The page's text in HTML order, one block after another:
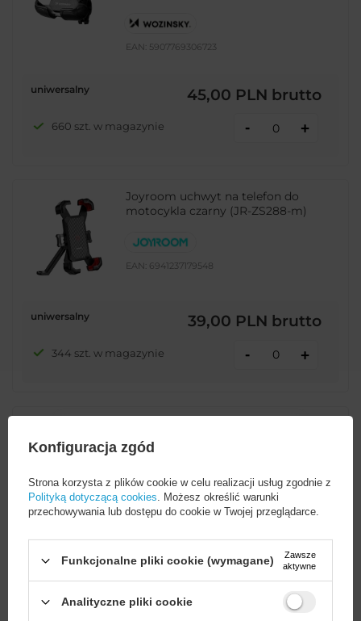
EAN: 5907769306723
uniwersalny 45,00 PLN brutto
660 szt. w magazynie - +
Joyroom uchwyt na telefon do
motocykla czarny (JR-ZS288-m)
EAN: 6941237179548
uniwersalny 39,00 PLN brutto
344 szt. w magazynie - +
25210032001 do roweru na kierownicę
- czarny
EAN: 5907769313967
Kierownica 29,90 PLNbrutto
672 szt. w magazynie +
Konfiguracja zgód
Strona korzysta z plików cookie w celu realizacji usług zgodnie z
Polityką dotyczącą cookies . Możesz określić warunki
przechowywania lub dostępu do cookie w Twojej przeglądarce.
Funkcjonalne pliki cookie (wymagane)
Zawsze
aktywne
Analityczne pliki cookie